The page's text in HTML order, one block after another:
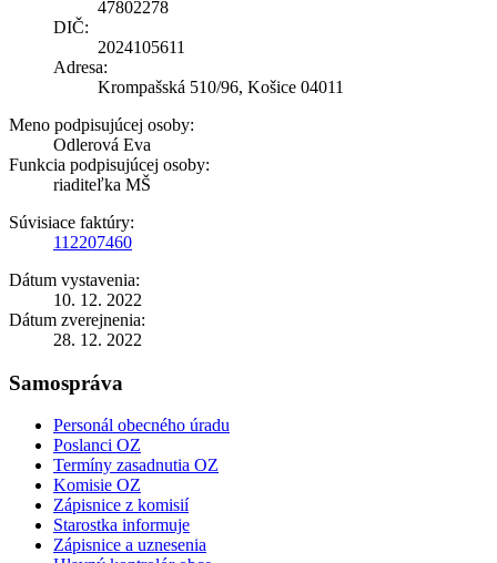
47802278
DIČ:
2024105611
Adresa:
Krompašská 510/96, Košice 04011
Meno podpisujúcej osoby:
Odlerová Eva
Funkcia podpisujúcej osoby:
riaditeľka MŠ
Súvisiace faktúry:
112207460
Dátum vystavenia:
10. 12. 2022
Dátum zverejnenia:
28. 12. 2022
Samospráva
Personál obecného úradu
Poslanci OZ
Termíny zasadnutia OZ
Komisie OZ
Zápisnice z komisií
Starostka informuje
Zápisnice a uznesenia